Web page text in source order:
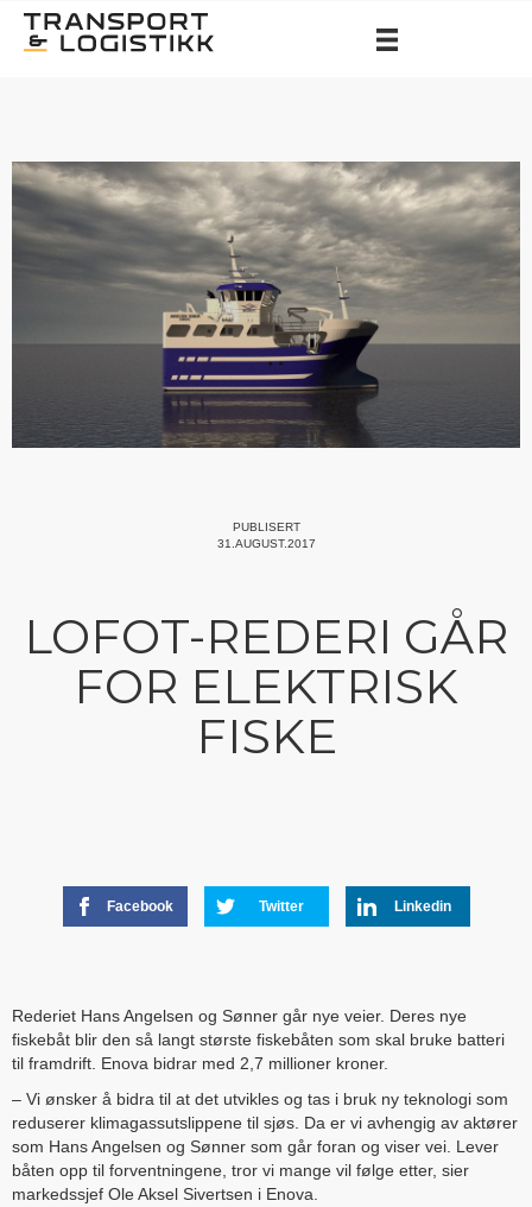
PUBLISERT
31.AUGUST.2017
LOFOT-REDERI GÅR
FOR ELEKTRISK
FISKE
Facebook Twitter Linkedin
Rederiet Hans Angelsen og Sønner går nye veier. Deres nye
fiskebåt blir den så langt største fiskebåten som skal bruke batteri
til framdrift. Enova bidrar med 2,7 millioner kroner.
– Vi ønsker å bidra til at det utvikles og tas i bruk ny teknologi som
reduserer klimagassutslippene til sjøs. Da er vi avhengig av aktører
som Hans Angelsen og Sønner som går foran og viser vei. Lever
båten opp til forventningene, tror vi mange vil følge etter, sier
markedssjef Ole Aksel Sivertsen i Enova.